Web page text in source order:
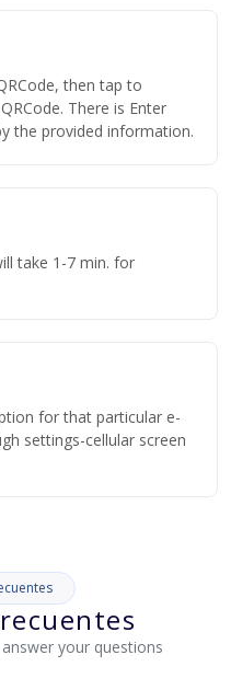
then tap to
There is Enter
the provided information.
take 1-7 min. for
for that particular e-
settings-cellular screen
your questions